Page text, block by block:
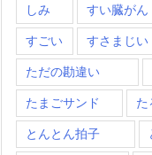
しみ すい臓がん
すごい すさまじい
ただの勘違い
たまごサンド た
とんとん拍子